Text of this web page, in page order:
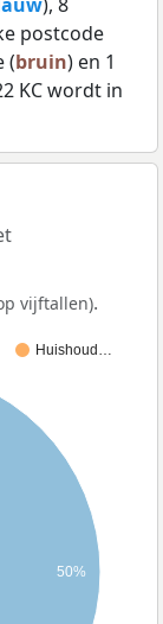
), 8
postcode
(bruin) en 1
KC wordt in
vijftallen).
Huishoud…
50%